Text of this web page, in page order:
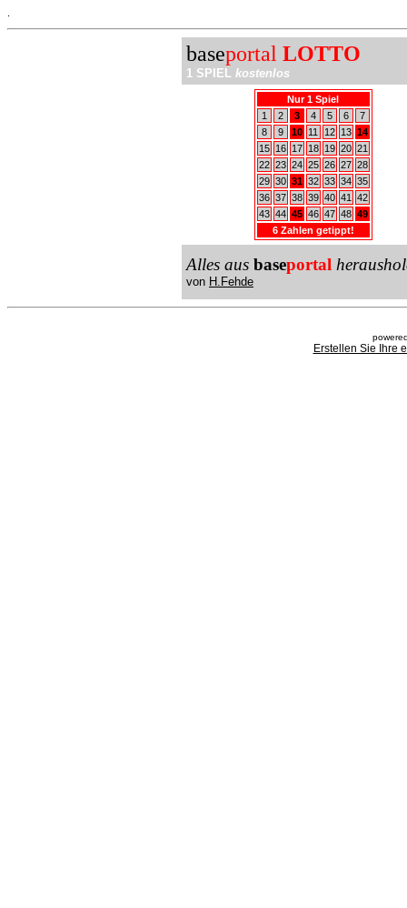
baseportal LOTTO
1 SPIEL kostenlos
Nur 1 Spiel
1
2 3 4 5 6
7
8
9 10 11 12 13 14
15
16 17 18 19 20 21
22 23 24 25 26 27 28
29 30 31 32 33 34 35
36 37 38 39 40 41
42
43 44 45 46 47 48 49
6 Zahlen getippt!
Alles aus baseportal
von H.Fehde
Erstellen Sie Ihre